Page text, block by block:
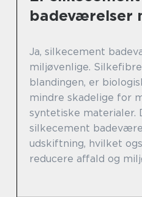
badeværelser
Ja, silkecement
miljøvenlige.
blandingen, er
mindre skadelige for
syntetiske
silkecement
udskiftning, hvilket
reducere affald og